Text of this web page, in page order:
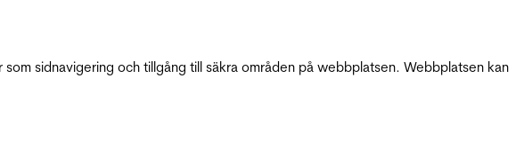
sidnavigering och tillgång till säkra områden på webbplatsen. Webbplatsen kan